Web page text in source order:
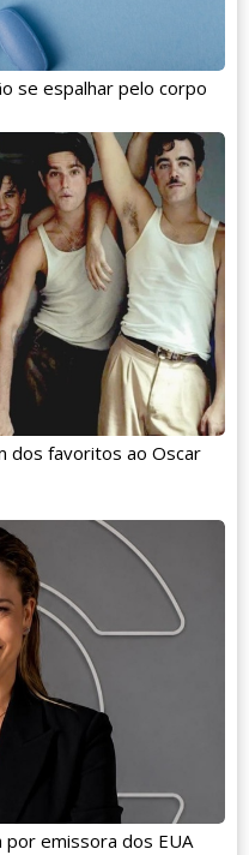
se espalhar pelo corpo
dos favoritos ao Oscar
por emissora dos EUA